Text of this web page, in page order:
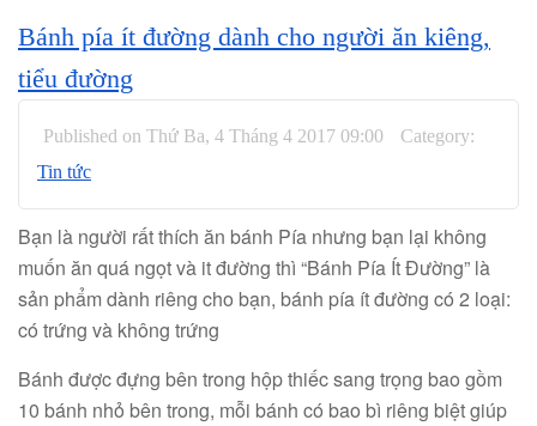
Bánh pía ít đường dành cho người ăn kiêng,
tiểu đường
Published on Thứ Ba, 4 Tháng 4 2017 09:00
Category:
Tin tức
Bạn là người rất thích ăn bánh Pía nhưng bạn lại không
muốn ăn quá ngọt và it đường thì “Bánh Pía Ít Đường” là
sản phẩm dành riêng cho bạn, bánh pía ít đường có 2 loại:
có trứng và không trứng
Bánh được đựng bên trong hộp thiếc sang trọng bao gồm
10 bánh nhỏ bên trong, mỗi bánh có bao bì riêng biệt giúp